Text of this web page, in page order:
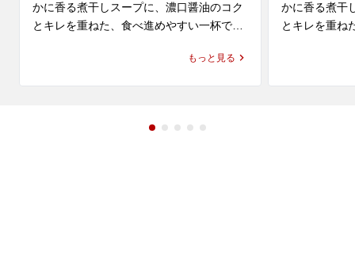
かに香る煮干しスープに、濃口醤油のコク
とキレを重ねた、食べ進めやすい一杯で
の麺に、特製ならではの具材が加わり、舎
横浜でラーメンやらーめんのランチを探し
もっと見る
かに香る煮干
とキレを重ね